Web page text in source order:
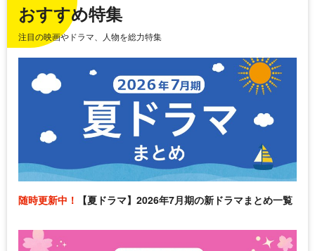
おすすめ特集
注目の映画やドラマ、人物を総力特集
随時更新中！ 【夏ドラマ】2026年7月期の新ドラマまとめ一覧